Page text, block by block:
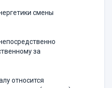
смены
за
относится